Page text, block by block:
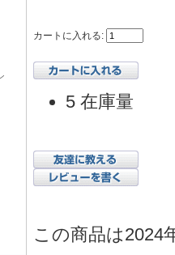
カートに入れる:
5 在庫量
この商品は2024